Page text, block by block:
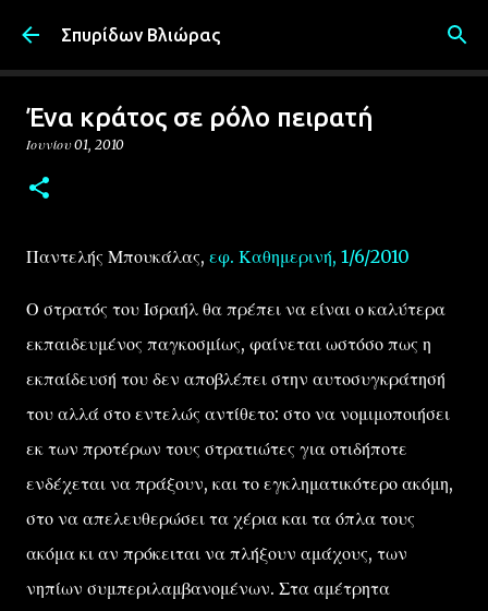
Μετάβαση στο κύριο περιεχόμενο
Σπυρίδων Βλιώρας
Ένα κράτος σε ρόλο πειρατή
Ιουνίου 01, 2010
Παντελής Μπουκάλας, εφ. Καθημερινή, 1/6/2010
Ο στρατός του Ισραήλ θα πρέπει να είναι ο καλύτερα
εκπαιδευμένος παγκοσμίως, φαίνεται ωστόσο πως η
εκπαίδευσή του δεν αποβλέπει στην αυτοσυγκράτησή
του αλλά στο εντελώς αντίθετο: στο να νομιμοποιήσει
εκ των προτέρων τους στρατιώτες για οτιδήποτε
ενδέχεται να πράξουν, και το εγκληματικότερο ακόμη,
στο να απελευθερώσει τα χέρια και τα όπλα τους
ακόμα κι αν πρόκειται να πλήξουν αμάχους, των
νηπίων συμπεριλαμβανομένων. Στα αμέτρητα